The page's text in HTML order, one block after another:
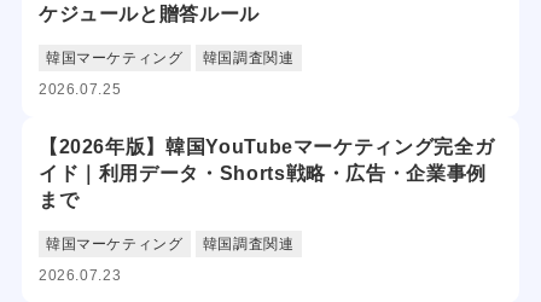
ケジュールと贈答ルール
韓国マーケティング
韓国調査関連
2026.07.25
【2026年版】韓国YouTubeマーケティング完全ガ
イド｜利用データ・Shorts戦略・広告・企業事例
まで
韓国マーケティング
韓国調査関連
2026.07.23